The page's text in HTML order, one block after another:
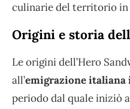
culinarie del territorio in
Origini e storia
Le origini dell’Hero
all’emigrazione italiana
periodo dal quale iniziò